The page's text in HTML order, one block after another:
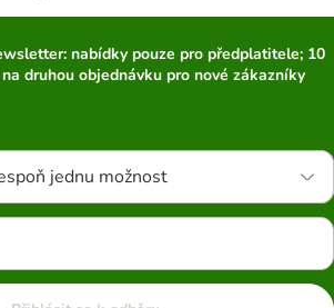
nabídky pouze pro předplatitele; 10
druhou objednávku pro nové zákazníky
jednu možnost